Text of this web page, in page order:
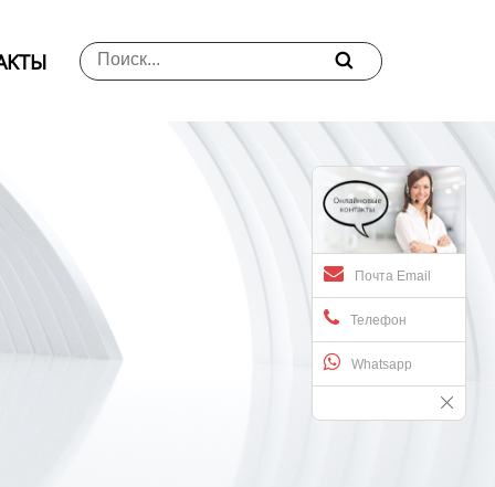

Почта Email
Телефон
Whatsapp